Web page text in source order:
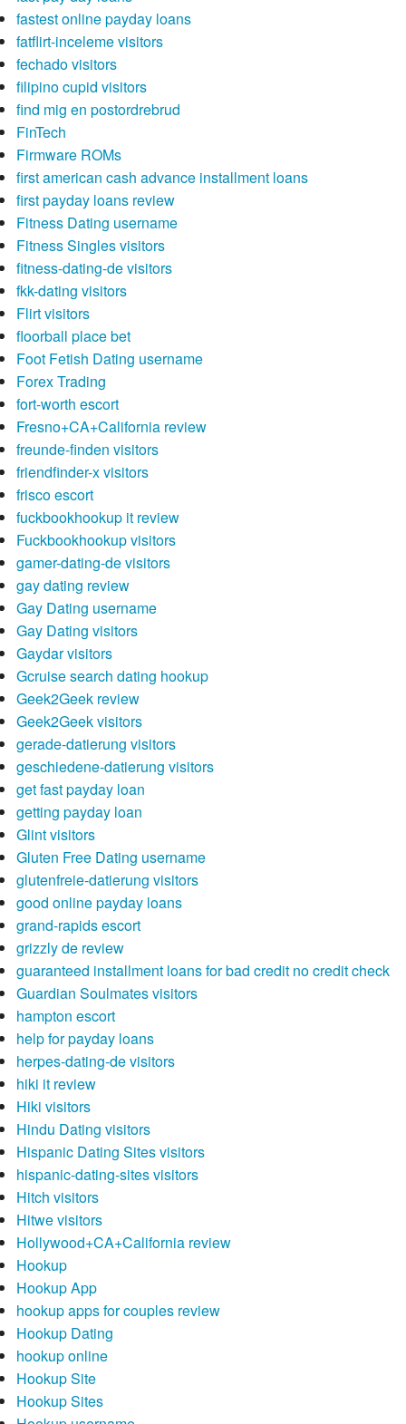
fastest online payday loans
fatflirt-inceleme visitors
fechado visitors
filipino cupid visitors
find mig en postordrebrud
FinTech
Firmware ROMs
first american cash advance installment loans
first payday loans review
Fitness Dating username
Fitness Singles visitors
fitness-dating-de visitors
fkk-dating visitors
Flirt visitors
floorball place bet
Foot Fetish Dating username
Forex Trading
fort-worth escort
Fresno+CA+California review
freunde-finden visitors
friendfinder-x visitors
frisco escort
fuckbookhookup it review
Fuckbookhookup visitors
gamer-dating-de visitors
gay dating review
Gay Dating username
Gay Dating visitors
Gaydar visitors
Gcruise search dating hookup
Geek2Geek review
Geek2Geek visitors
gerade-datierung visitors
geschiedene-datierung visitors
get fast payday loan
getting payday loan
Glint visitors
Gluten Free Dating username
glutenfreie-datierung visitors
good online payday loans
grand-rapids escort
grizzly de review
guaranteed installment loans for bad credit no credit check
Guardian Soulmates visitors
hampton escort
help for payday loans
herpes-dating-de visitors
hiki it review
Hiki visitors
Hindu Dating visitors
Hispanic Dating Sites visitors
hispanic-dating-sites visitors
Hitch visitors
Hitwe visitors
Hollywood+CA+California review
Hookup
Hookup App
hookup apps for couples review
Hookup Dating
hookup online
Hookup Site
Hookup Sites